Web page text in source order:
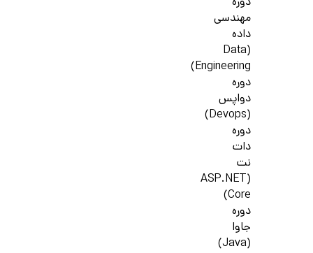
مهندسی
داده
(Data
Engineering)
دوره
دواپس
(Devops)
دوره
دات
نت
(ASP.NET
Core)
دوره
جاوا
(Java)